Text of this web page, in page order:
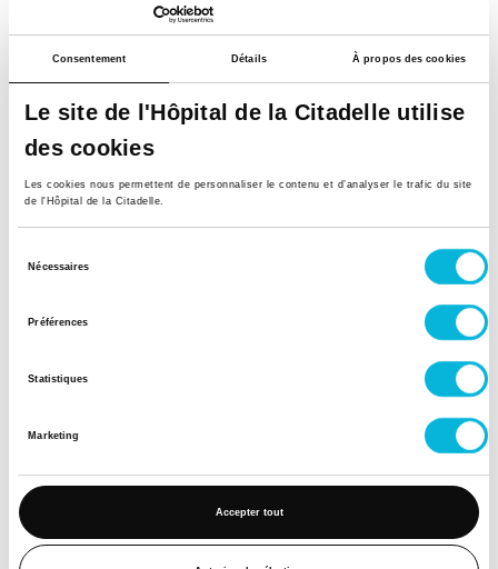
Consentement Détails À propos des cookies
Le site de l'Hôpital de la Citadelle utilise
des cookies
Les cookies nous permettent de personnaliser le contenu et d’analyser le trafic du site
de l'Hôpital de la Citadelle.
Nécessaires
Préférences
Statistiques
Marketing
Accepter tout
Matin
Après-midi
Jeudi
Matin
Après-midi
Samedi
Matin
Après-midi